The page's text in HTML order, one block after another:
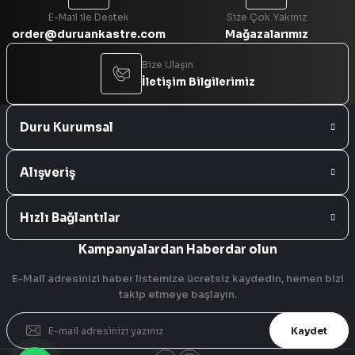
E-Mail ile Destek
order@duruankastre.com
Size Çok Yakınız
Mağazalarımız
Bize Ulaşın
İletişim Bilgilerimiz
Duru Kurumsal
Alışveriş
Hızlı Bağlantılar
Kampanyalardan Haberdar olun
E-Mail adresinizi haber listemize ücretsiz kaydedin, hemen bizi
takip etmeye başlayın.
Kaydet